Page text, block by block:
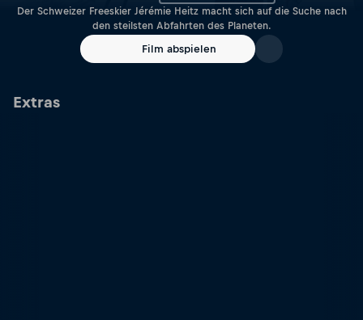
Der Schweizer Freeskier Jérémie Heitz macht sich auf die Suche nach
den steilsten Abfahrten des Planeten.
Film abspielen
Extras